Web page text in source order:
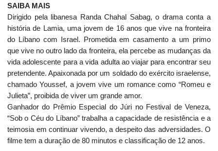
SAIBA MAIS
Dirigido pela libanesa Randa Chahal Sabag, o drama conta a
história de Lamia, uma jovem de 16 anos que vive na fronteira
do Líbano com Israel. Prometida em casamento a um primo
que vive no outro lado da fronteira, ela percebe as mudanças da
vida adolescente para a vida adulta ao viajar para encontrar seu
pretendente. Apaixonada por um soldado do exército israelense,
chamado Youssef, a jovem vive um romance como “Romeu e
Julieta”, proibida de viver um grande amor.
Ganhador do Prêmio Especial do Júri no Festival de Veneza,
“Sob o Céu do Líbano” trabalha a capacidade de resistência e a
teimosia em continuar vivendo, a despeito das adversidades. O
filme tem a duração de 80 minutos e classificação de 12 anos.